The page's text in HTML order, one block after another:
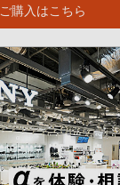
ご購入はこちら